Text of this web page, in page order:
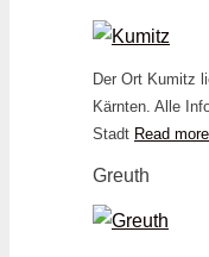
Der Ort Kumitz
Kärnten. Alle
Stadt Read more
Greuth